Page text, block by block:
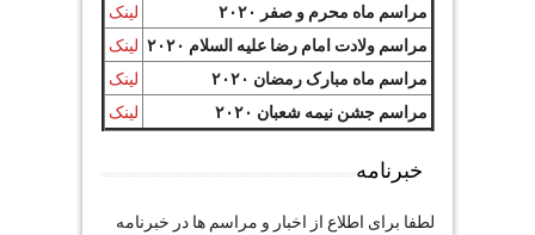
مراسم ماه محرم و صفر ۲۰۲۰
لینک
مراسم ولادت امام رضا علیه السلام ۲۰۲۰
لینک
مراسم ماه مبارک رمضان ۲۰۲۰
لینک
مراسم جشن نیمه شعبان ۲۰۲۰
لینک
خبرنامه
لطفا برای اطلاع از اخبار و مراسم ها در خبرنامه